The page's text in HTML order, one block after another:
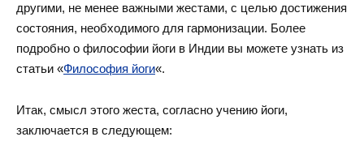
другими, не менее важными жестами, с целью достижения
состояния, необходимого для гармонизации. Более
подробно о философии йоги в Индии вы можете узнать из
статьи «Философия йоги«.
Итак, смысл этого жеста, согласно учению йоги,
заключается в следующем: